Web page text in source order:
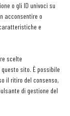
o gli ID univoci su
acconsentire o
e
scelte
sito. È possibile
il ritiro del consenso,
di gestione del